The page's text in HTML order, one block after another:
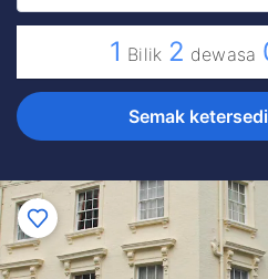
1 Bilik 2 dewasa
Semak